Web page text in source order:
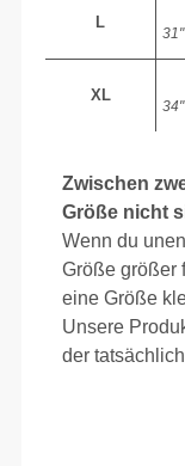
L
31"
XL
34"
Zwischen
Größe nicht
Wenn du
Größe größer
eine Größe
Unsere
der